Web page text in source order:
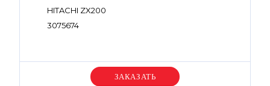
HITACHI ZX200
3075674
Уточняйте цену